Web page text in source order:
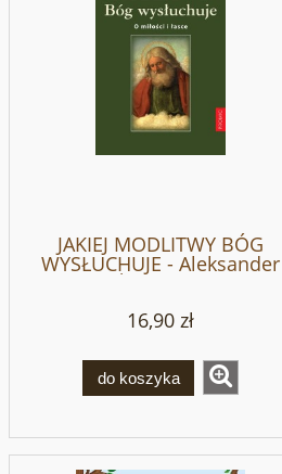
JAKIEJ MODLITWY BÓG
WYSŁUCHUJE - Aleksander
Żychliński
16,90 zł
do koszyka